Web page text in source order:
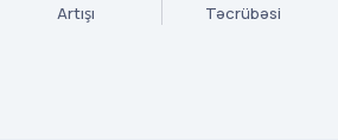
Artışı
Təcrübəsi